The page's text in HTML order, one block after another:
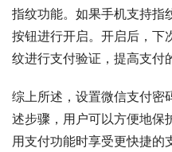
指纹功能。如果手机支持指
按钮进行开启。开启后，下
纹进行支付验证，提高支付
综上所述，设置微信支付密
述步骤，用户可以方便地保
用支付功能时享受更快捷的